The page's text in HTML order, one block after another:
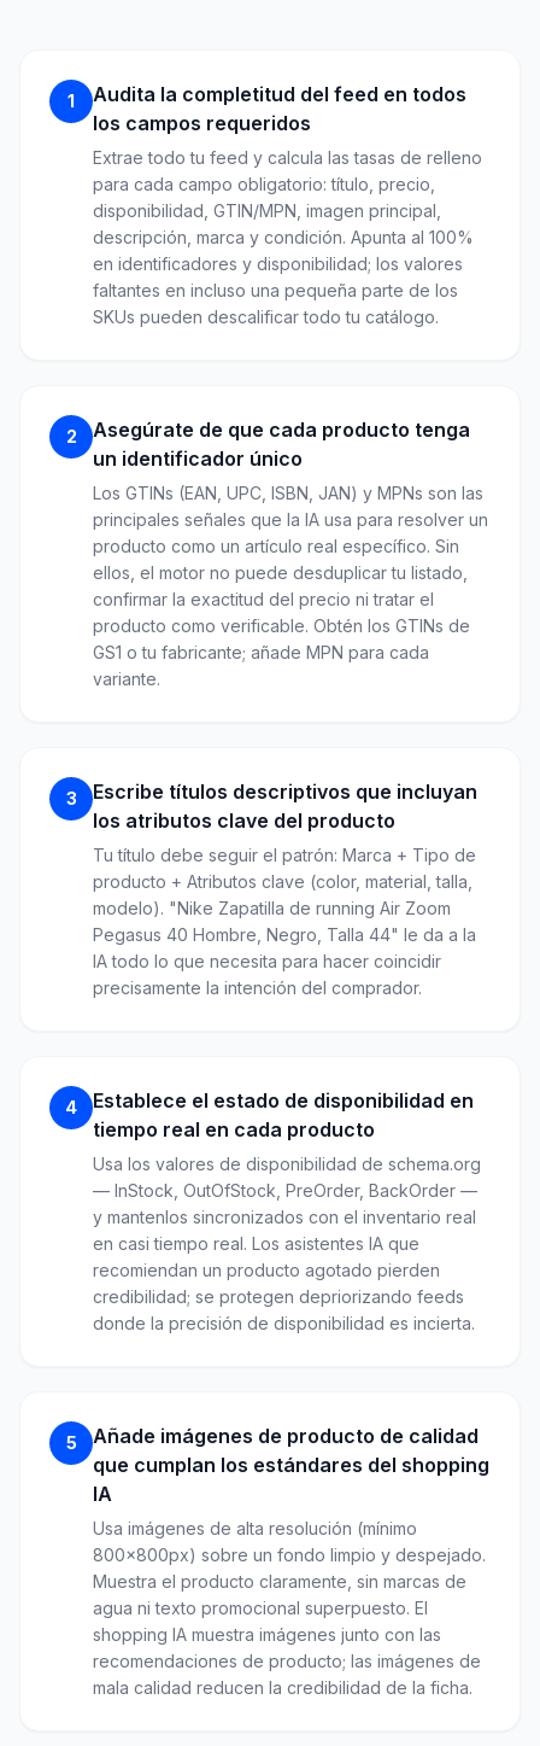
1
Audita la completitud del feed en todos
los campos requeridos
Extrae todo tu feed y calcula las tasas de relleno
para cada campo obligatorio: título, precio,
disponibilidad, GTIN/MPN, imagen principal,
descripción, marca y condición. Apunta al 100%
en identificadores y disponibilidad; los valores
faltantes en incluso una pequeña parte de los
SKUs pueden descalificar todo tu catálogo.
2
Asegúrate de que cada producto tenga
un identificador único
Los GTINs (EAN, UPC, ISBN, JAN) y MPNs son las
principales señales que la IA usa para resolver un
producto como un artículo real específico. Sin
ellos, el motor no puede desduplicar tu listado,
confirmar la exactitud del precio ni tratar el
producto como verificable. Obtén los GTINs de
GS1 o tu fabricante; añade MPN para cada
variante.
3
Escribe títulos descriptivos que incluyan
los atributos clave del producto
Tu título debe seguir el patrón: Marca + Tipo de
producto + Atributos clave (color, material, talla,
modelo). "Nike Zapatilla de running Air Zoom
Pegasus 40 Hombre, Negro, Talla 44" le da a la
IA todo lo que necesita para hacer coincidir
precisamente la intención del comprador.
4
Establece el estado de disponibilidad en
tiempo real en cada producto
Usa los valores de disponibilidad de schema.org
— InStock, OutOfStock, PreOrder, BackOrder —
y mantenlos sincronizados con el inventario real
en casi tiempo real. Los asistentes IA que
recomiendan un producto agotado pierden
credibilidad; se protegen depriorizando feeds
donde la precisión de disponibilidad es incierta.
5
Añade imágenes de producto de calidad
que cumplan los estándares del shopping
IA
Usa imágenes de alta resolución (mínimo
800x800px) sobre un fondo limpio y despejado.
Muestra el producto claramente, sin marcas de
agua ni texto promocional superpuesto. El
shopping IA muestra imágenes junto con las
recomendaciones de producto; las imágenes de
mala calidad reducen la credibilidad de la ficha.